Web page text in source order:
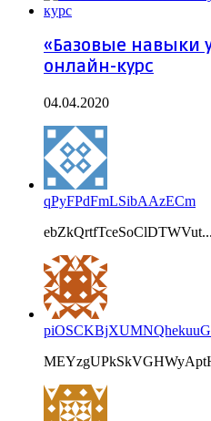
«Базовые навыки
онлайн-курс
04.04.2020
qPyFPdFmLSibAAzECm
ebZkQrtfTceSoClDTWVut...